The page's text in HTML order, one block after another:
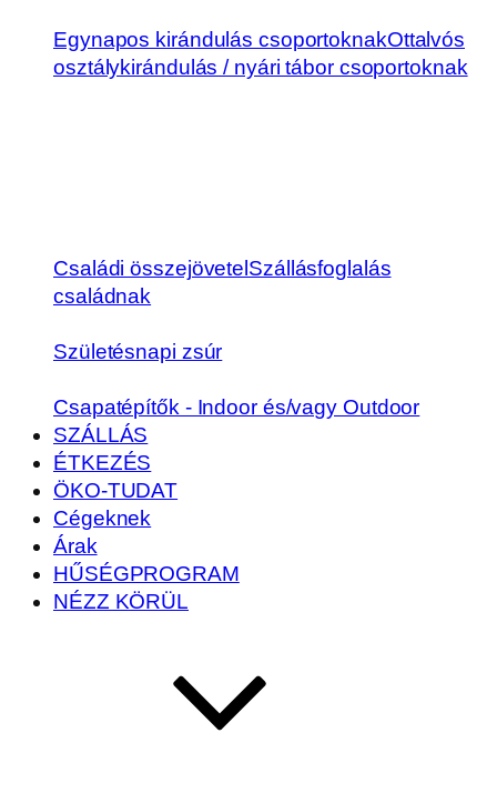
Egynapos kirándulás csoportoknakOttalvós
osztálykirándulás / nyári tábor csoportoknak
Családi összejövetelSzállásfoglalás
családnak
Születésnapi zsúr
Csapatépítők - Indoor és/vagy Outdoor
SZÁLLÁS
ÉTKEZÉS
ÖKO-TUDAT
Cégeknek
Árak
HŰSÉGPROGRAM
NÉZZ KÖRÜL